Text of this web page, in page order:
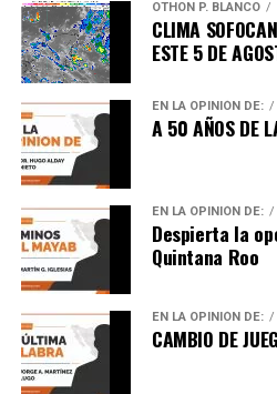
Fuente: 5to Poder Agencia de
OTHON P. BLANCO
CLIMA
ESTE 5 DE
EN LA OPINIÓN DE:
A 50 AÑOS DE
EN LA OPINIÓN DE:
Despierta la
Quintana Roo
EN LA OPINIÓN DE:
CAMBIO DE